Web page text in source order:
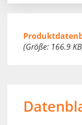
(Größe: 166.9